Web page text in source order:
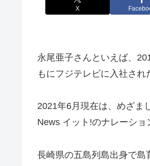
X
永尾亜子さんといえば、
もにフジテレビに入社され
2021年6月現在は、めざま
News イット!のナレーショ
長崎県の五島列島出身で島